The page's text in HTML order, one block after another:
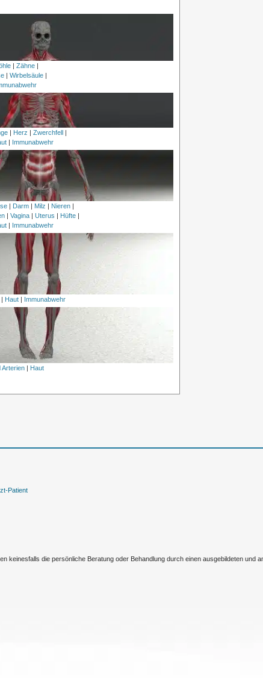
|Zähne |
|Wirbelsäule |
Herz |Zwerchfell
| Immunabwehr
| Darm | Milz | Nieren |
|Vagina |Uterus | Hüfte |
| Immunabwehr
Haut| Immunabwehr
Arterien | Haut
Patient
keinesfalls die persönliche Beratung oder Behandlung durch einen ausgebildeten und